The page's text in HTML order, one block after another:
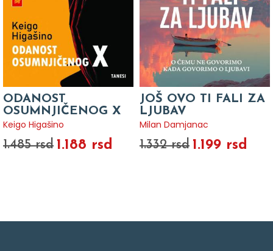
ODANOST
OSUMNJIČENOG X
Keigo Higašino
1.485 rsd 1.188 rsd
JOŠ OVO TI FALI ZA
LJUBAV
Milan Damjanac
1.332 rsd 1.199 rsd